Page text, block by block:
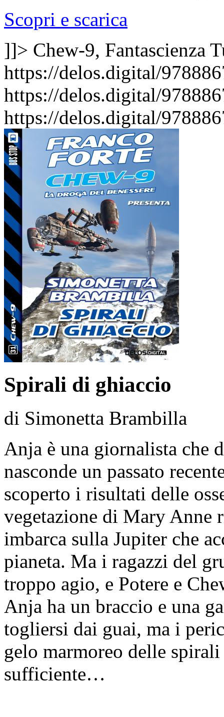
Scopri e scarica
]]> Chew-9, Fantascienza
https://delos.digital/
https://delos.digital/
https://delos.digital/
Spirali di ghiaccio
di Simonetta Brambilla
Anja è una giornalista che
nasconde un passato
scoperto i risultati delle
vegetazione di Mary Anne
imbarca sulla Jupiter che
pianeta. Ma i ragazzi del
troppo agio, e Potere e
Anja ha un braccio e una
togliersi dai guai, ma i
gelo marmoreo delle
sufficiente…